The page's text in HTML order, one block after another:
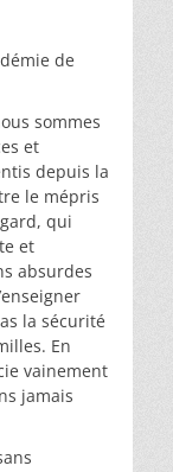
de
sommes
et
depuis la
le mépris
qui
et
absurdes
la sécurité
En
vainement
jamais